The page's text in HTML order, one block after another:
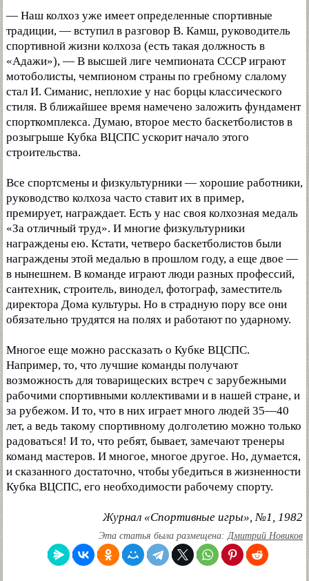
— Наш колхоз уже имеет определенные спортивные
традиции, — вступил в разговор В. Камш, руководитель
спортивной жизни колхоза (есть такая должность в
«Адажи»), — В высшей лиге чемпионата СССР играют
мотоболисты, чемпионом страны по гребному слалому
стал И. Симанис, неплохие у нас борцы классического
стиля. В ближайшее время намечено заложить фундамент
спорткомплекса. Думаю, второе место баскетболистов в
розыгрыше Кубка ВЦСПС ускорит начало этого
строительства.
Все спортсмены и физкультурники — хорошие работники,
руководство колхоза часто ставит их в пример,
премирует, награждает. Есть у нас своя колхозная медаль
«За отличный труд». И многие физкультурники
награждены ею. Кстати, четверо баскетболистов были
награждены этой медалью в прошлом году, а еще двое —
в нынешнем. В команде играют люди разных профессий,
сантехник, строитель, винодел, фотограф, заместитель
директора Дома культуры. Но в страдную пору все они
обязательно трудятся на полях и работают по ударному.
Многое еще можно рассказать о Кубке ВЦСПС.
Например, то, что лучшие команды получают
возможность для товарищеских встреч с зарубежными
рабочими спортивными коллективами и в нашей стране, и
за рубежом. И то, что в них играет много людей 35—40
лет, а ведь такому спортивному долголетию можно только
радоваться! И то, что ребят, бывает, замечают тренеры
команд мастеров. И многое, многое другое. Но, думается,
и сказанного достаточно, чтобы убедиться в жизненности
Кубка ВЦСПС, его необходимости рабочему спорту.
Журнал «Спортивные игры», №1, 1982
Эта статья была размещена: Дмитрий Новиков